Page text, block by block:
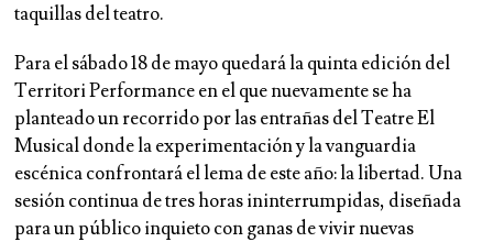
taquillas del teatro.
Para el sábado 18 de mayo quedará la quinta edición del
Territori Performance en el que nuevamente se ha
planteado un recorrido por las entrañas del Teatre El
Musical donde la experimentación y la vanguardia
escénica confrontará el lema de este año: la libertad. Una
sesión continua de tres horas ininterrumpidas, diseñada
para un público inquieto con ganas de vivir nuevas